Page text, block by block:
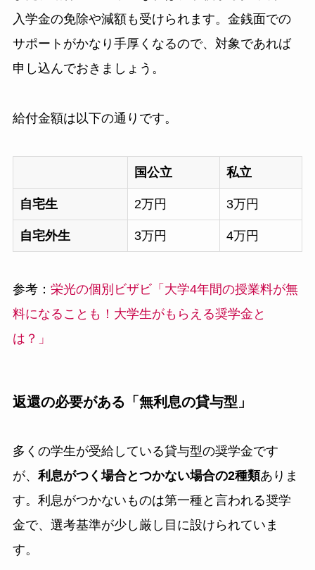
入学金の免除や減額も受けられます。金銭面での
サポートがかなり手厚くなるので、対象であれば
申し込んでおきましょう。
給付金額は以下の通りです。
国公立 私立
自宅生 2万円 3万円
自宅外生 3万円 4万円
参考： 栄光の個別ビザビ「大学4年間の授業料が無
料になることも！大学生がもらえる奨学金と
は？」
返還の必要がある「無利息の貸与型」
多くの学生が受給している貸与型の奨学金です
が、 利息がつく場合とつかない場合の2種類ありま
す。利息がつかないものは第一種と言われる奨学
金で、選考基準が少し厳し目に設けられていま
す。